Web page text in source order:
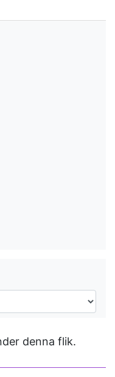
denna flik.